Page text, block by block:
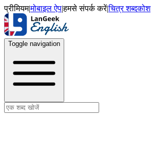
प्रीमियम|मोबाइल ऐप|हमसे संपर्क करें|चित्र शब्दकोश
Toggle navigation